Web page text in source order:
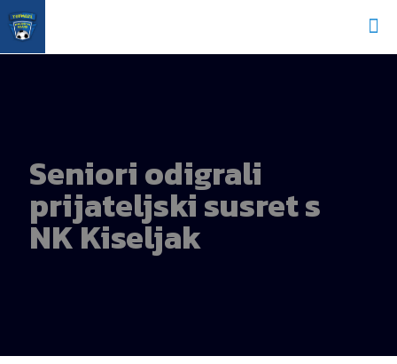
Seniori odigrali
prijateljski susret s
NK Kiseljak